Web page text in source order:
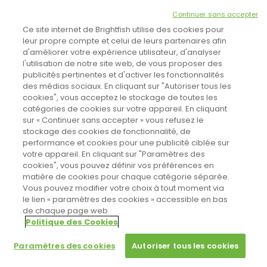
TOUTES LES NEWS
CINEVOX SUR FACEBOOK
Designed byPoids Plume
© Copyright 2011-2026, All Rights Reserved -Politique de cookies
Paramètres des cookies
Sahifa ThemeLicense is not validated, Go to the theme options
page to validate the license, You need a single license for each
domain name.
Ce site internet de Brightfish utilise des cookies pour
leur propre compte et celui de leurs partenaires afin
d'améliorer votre expérience utilisateur, d'analyser
l'utilisation de notre site web, de vous proposer des
publicités pertinentes et d'activer les fonctionnalités
des médias sociaux. En cliquant sur "Autoriser tous les
cookies", vous acceptez le stockage de toutes les
catégories de cookies sur votre appareil. En cliquant
sur « Continuer sans accepter » vous refusez le
stockage des cookies de fonctionnalité, de
performance et cookies pour une publicité ciblée sur
votre appareil. En cliquant sur "Paramètres des
cookies", vous pouvez définir vos préférences en
matière de cookies pour chaque catégorie séparée.
Vous pouvez modifier votre choix à tout moment via
le lien « paramètres des cookies » accessible en bas
de chaque page web.
Politique des Cookies
Paramètres des cookies Autoriser tous les cookies
Continuer sans accepter